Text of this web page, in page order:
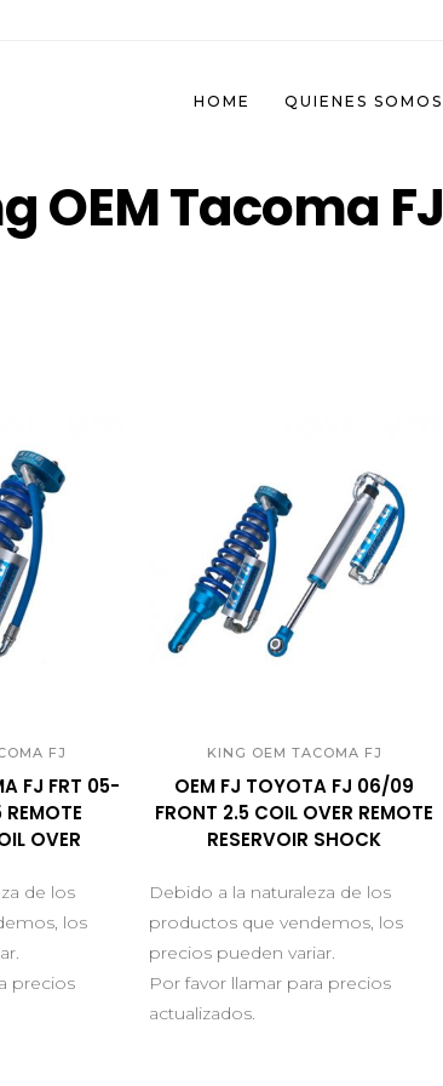
HOME QUIENES SOMOS
OEM Tacoma FJ
FJ
FJ FRT 05-
OVER
de los
los
precios
KING OEM TACOMA FJ
OEM FJ TOYOTA FJ 06/09
FRONT 2.5 COIL OVER REMOTE
RESERVOIR SHOCK
Debido a la naturaleza de los
productos que vendemos, los
precios pueden variar.
Por favor llamar para precios
actualizados.